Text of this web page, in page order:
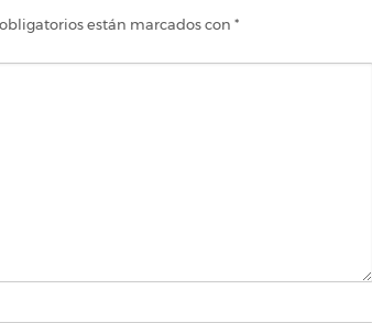
están marcados con *